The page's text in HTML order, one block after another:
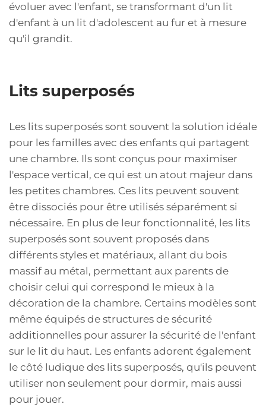
évoluer avec l'enfant, se transformant d'un lit
d'enfant à un lit d'adolescent au fur et à mesure
qu'il grandit.
Lits superposés
Les lits superposés sont souvent la solution idéale
pour les familles avec des enfants qui partagent
une chambre. Ils sont conçus pour maximiser
l'espace vertical, ce qui est un atout majeur dans
les petites chambres. Ces lits peuvent souvent
être dissociés pour être utilisés séparément si
nécessaire. En plus de leur fonctionnalité, les lits
superposés sont souvent proposés dans
différents styles et matériaux, allant du bois
massif au métal, permettant aux parents de
choisir celui qui correspond le mieux à la
décoration de la chambre. Certains modèles sont
même équipés de structures de sécurité
additionnelles pour assurer la sécurité de l'enfant
sur le lit du haut. Les enfants adorent également
le côté ludique des lits superposés, qu'ils peuvent
utiliser non seulement pour dormir, mais aussi
pour jouer.